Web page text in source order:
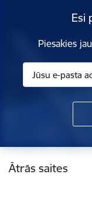
Esi
Piesakies
Kājene
Ātrās saites